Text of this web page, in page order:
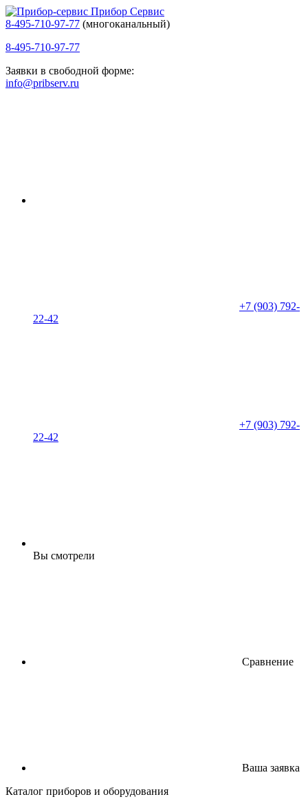
Прибор Сервис
8-495-710-97-77 (многоканальный)
8-495-710-97-77
Заявки в свободной форме:
info@pribserv.ru
+7 (903) 792-
22-42
+7 (903) 792-
22-42
Вы смотрели
Сравнение
Ваша заявка
Каталог приборов и оборудования